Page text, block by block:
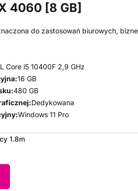
4060 [8 GB]
do zastosowań biurowych,
Core i5 10400F 2,9 GHz
16 GB
480 GB
Dedykowana
Windows 11 Pro
1.8m